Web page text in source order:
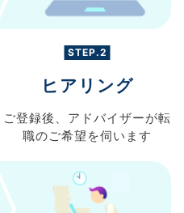
STEP.2
ヒアリング
ご登録後、 アドバイザーが転
職のご希望を伺います